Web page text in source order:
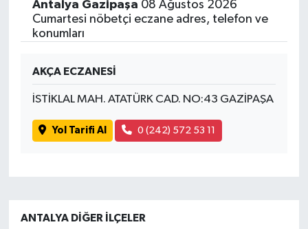
Antalya Gazipaşa 08 Ağustos 2026
Cumartesi nöbetçi eczane adres, telefon ve
konumları
AKÇA ECZANESİ
İSTİKLAL MAH. ATATÜRK CAD. NO:43 GAZİPAŞA
Yol Tarifi Al 0 (242) 572 53 11
ANTALYA DIĞER İLÇELER